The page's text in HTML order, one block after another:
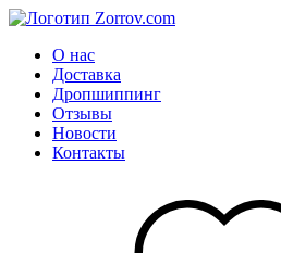
О нас
Доставка
Дропшиппинг
Отзывы
Новости
Контакты